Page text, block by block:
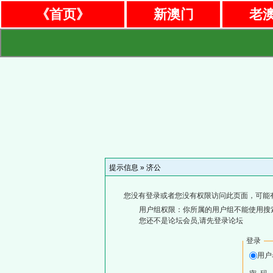
《首页》 新澳门 老
提示信息 » 济公
您没有登录或者您没有权限访问此页面，可能
用户组权限：你所属的用户组不能使用搜
您还不是论坛会员,请先登录论坛
登录
用